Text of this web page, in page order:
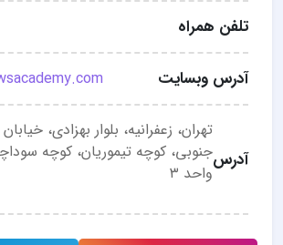
تلفن همراه
آدرس وبسایت
آدرس
تهران، زعفرانیه، بلوار بهزادی،
واحد ۳